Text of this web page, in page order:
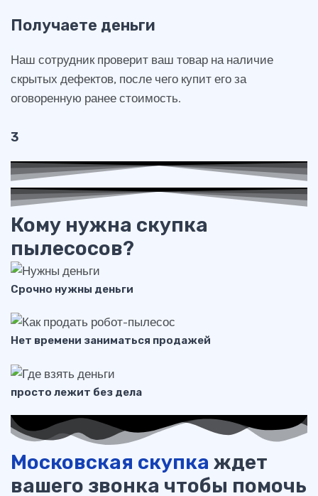
Получаете деньги
Наш сотрудник проверит ваш товар на наличие
скрытых дефектов, после чего купит его за
оговоренную ранее стоимость.
3
Кому нужна скупка
пылесосов?
Срочно нужны деньги
Нет времени заниматься продажей
просто лежит без дела
Московская скупка ждет
вашего звонка чтобы помочь